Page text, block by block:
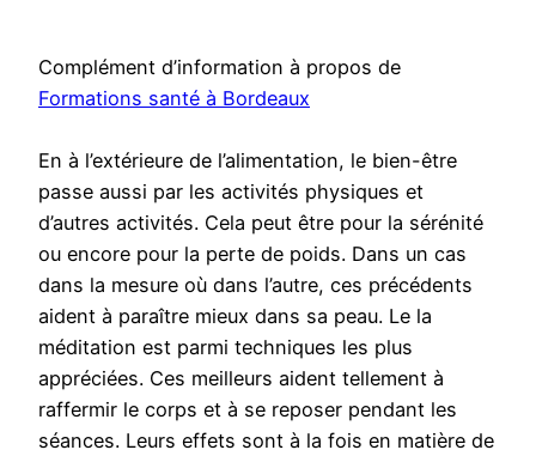
Complément d’information à propos de
Formations santé à Bordeaux
En à l’extérieure de l’alimentation, le bien-être
passe aussi par les activités physiques et
d’autres activités. Cela peut être pour la sérénité
ou encore pour la perte de poids. Dans un cas
dans la mesure où dans l’autre, ces précédents
aident à paraître mieux dans sa peau. Le la
méditation est parmi techniques les plus
appréciées. Ces meilleurs aident tellement à
raffermir le corps et à se reposer pendant les
séances. Leurs effets sont à la fois en matière de